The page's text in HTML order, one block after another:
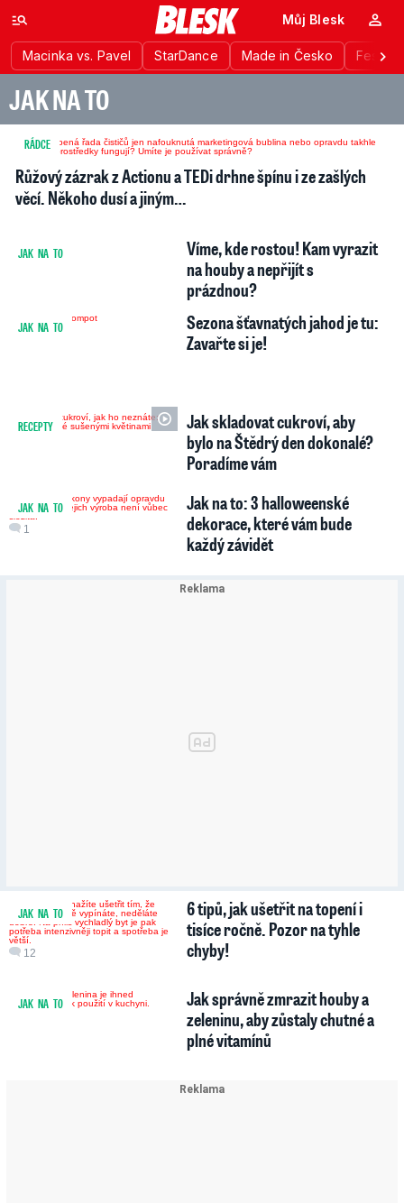
Macinka vs. Pavel StarDance Made in Česko
Můj Blesk
JAK NA TO
RÁDCE
Růžový zázrak z Actionu a TEDi drhne špínu i ze zašlých
věcí. Někoho dusí a jiným…
JAK NA TO
5 77
Víme, kde rostou! Kam vyrazit
na houby a nepřijít s
prázdnou?
JAK NA TO
Sezona šťavnatých jahod je tu:
Zavařte si je!
RECEPTY
Jak skladovat cukroví, aby
bylo na Štědrý den dokonalé?
Poradíme vám
JAK NA TO
1
Jak na to: 3 halloweenské
dekorace, které vám bude
každý závidět
JAK NA TO
12
6 tipů, jak ušetřit na topení i
tisíce ročně. Pozor na tyhle
chyby!
JAK NA TO
Jak správně zmrazit houby a
zeleninu, aby zůstaly chutné a
plné vitamínů